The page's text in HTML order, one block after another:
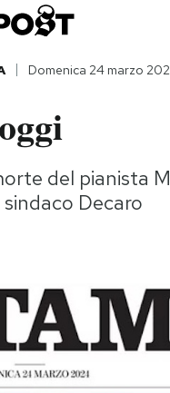
Domenica 24 marzo
del pianista
Decaro